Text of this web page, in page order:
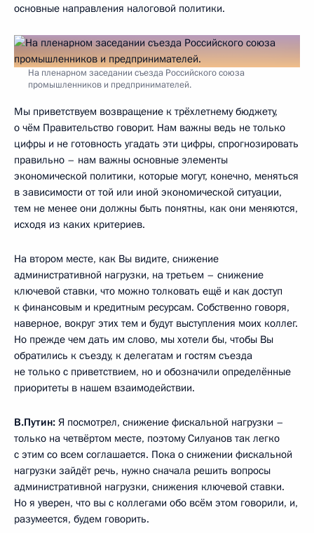
основные направления налоговой политики.
На пленарном заседании съезда Российского союза
промышленников и предпринимателей.
Мы приветствуем возвращение к трёхлетнему бюджету,
о чём Правительство говорит. Нам важны ведь не только
цифры и не готовность угадать эти цифры, спрогнозировать
правильно – нам важны основные элементы
экономической политики, которые могут, конечно, меняться
в зависимости от той или иной экономической ситуации,
тем не менее они должны быть понятны, как они меняются,
исходя из каких критериев.
На втором месте, как Вы видите, снижение
административной нагрузки, на третьем – снижение
ключевой ставки, что можно толковать ещё и как доступ
к финансовым и кредитным ресурсам. Собственно говоря,
наверное, вокруг этих тем и будут выступления моих коллег.
Но прежде чем дать им слово, мы хотели бы, чтобы Вы
обратились к съезду, к делегатам и гостям съезда
не только с приветствием, но и обозначили определённые
приоритеты в нашем взаимодействии.
В.Путин: Я посмотрел, снижение фискальной нагрузки –
только на четвёртом месте, поэтому Силуанов так легко
с этим со всем соглашается. Пока о снижении фискальной
нагрузки зайдёт речь, нужно сначала решить вопросы
административной нагрузки, снижения ключевой ставки.
Но я уверен, что вы с коллегами обо всём этом говорили, и,
разумеется, будем говорить.